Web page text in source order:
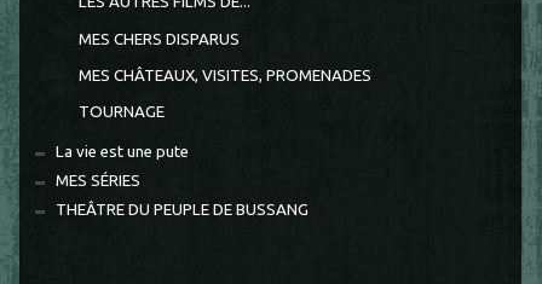
MES CHERS DISPARUS
MES CHÂTEAUX, VISITES, PROMENADES
TOURNAGE
La vie est une pute
MES SÉRIES
THEÂTRE DU PEUPLE DE BUSSANG